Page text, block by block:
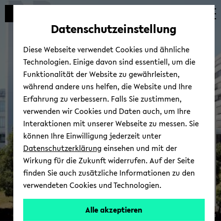
Automatische
vermeiden
zum
wechseln
zum
wechseln
zum
wechseln
Gleichstellungs­blog
© Uni­ver­si­tät Bie­le­feld
Datenschutzeinstellung
Diese Webseite verwendet Cookies und ähnliche
Technologien. Einige davon sind essentiell, um die
Funktionalität der Website zu gewährleisten,
während andere uns helfen, die Website und Ihre
Erfahrung zu verbessern. Falls Sie zustimmen,
verwenden wir Cookies und Daten auch, um Ihre
Interaktionen mit unserer Webseite zu messen. Sie
können Ihre Einwilligung jederzeit unter
Datenschutzerklärung einsehen und mit der
Wirkung für die Zukunft widerrufen. Auf der Seite
finden Sie auch zusätzliche Informationen zu den
verwendeten Cookies und Technologien.
Alle akzeptieren